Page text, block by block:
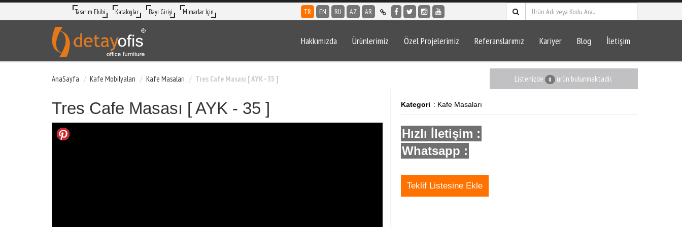
Tasarım Ekibi Kataloglar Bayi Girişi Mimarlar İçin TR EN RU AZ AR
Hakkımızda Ürünlerimiz Özel Projelerimiz Referanslarımız Kariyer Blog İletişim
AnaSayfa Kafe Mobilyaları Kafe Masaları Tres Cafe Masası [ AYK - 35 ] Listenizde 0 ürün bulunmaktadir.
Tres Cafe Masası [ AYK - 35 ] Kategori : Kafe Masaları
Hızlı İletişim :
Whatsapp :
Teklif Listesine Ekle